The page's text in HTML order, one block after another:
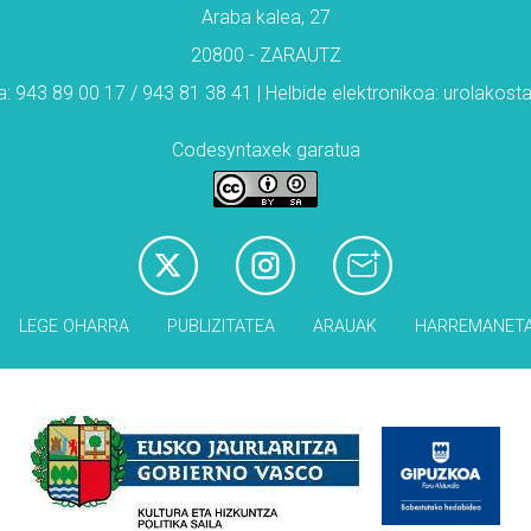
Araba kalea, 27
20800 - ZARAUTZ
943 89 00 17 / 943 81 38 41 | Helbide elektronikoa:
Codesyntaxek garatua
LEGE OHARRA PUBLIZITATEA ARAUAK